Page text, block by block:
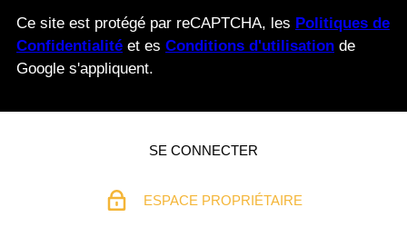
Ce site est protégé par reCAPTCHA, les Politiques de
Confidentialité et es Conditions d'utilisation de
Google s'appliquent.
SE CONNECTER
ESPACE PROPRIÉTAIRE